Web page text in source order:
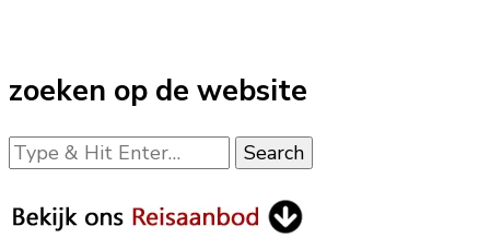
zoeken op de website
Looking
for
Something?